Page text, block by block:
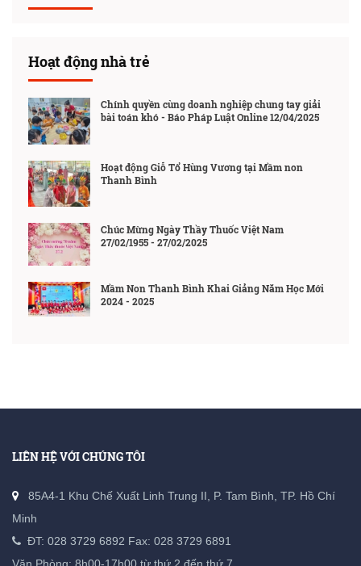
Hoạt động nhà trẻ
Chính quyền cùng doanh nghiệp chung tay giải
bài toán khó - Báo Pháp Luật Online 12/04/2025
Hoạt động Giỗ Tổ Hùng Vương tại Mầm non
Thanh Bình
Chúc Mừng Ngày Thầy Thuốc Việt Nam
27/02/1955 - 27/02/2025
Mầm Non Thanh Bình Khai Giảng Năm Học Mới
2024 - 2025
LIÊN HỆ VỚI CHÚNG TÔI
85A4-1 Khu Chế Xuất Linh Trung II, P. Tam Bình, TP. Hồ Chí
Minh
ĐT: 028 3729 6892 Fax: 028 3729 6891